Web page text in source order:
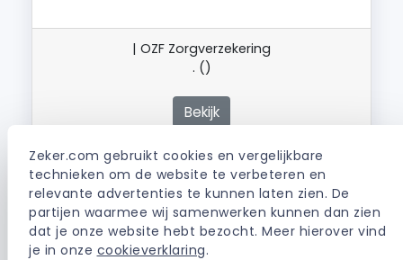
Zeker.com gebruikt cookies en vergelijkbare
technieken om de website te verbeteren en
relevante advertenties te kunnen laten zien. De
partijen waarmee wij samenwerken kunnen dan zien
dat je onze website hebt bezocht. Meer hierover vind
je in onze cookieverklaring.
| OZF Zorgverzekering
. ()
Bekijk
Meer dan 30 jaar verzekerd bij OZF nog nooit
problemen gehad en ze geven een goede
begeleiding inwat je moet doen.